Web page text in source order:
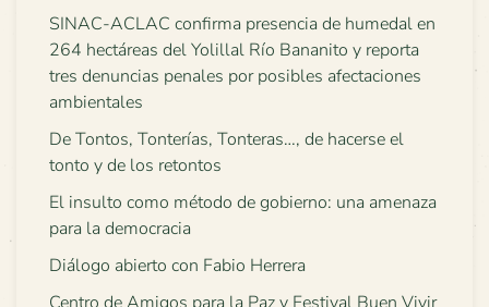
SINAC-ACLAC confirma presencia de humedal en
264 hectáreas del Yolillal Río Bananito y reporta
tres denuncias penales por posibles afectaciones
ambientales
De Tontos, Tonterías, Tonteras…, de hacerse el
tonto y de los retontos
El insulto como método de gobierno: una amenaza
para la democracia
Diálogo abierto con Fabio Herrera